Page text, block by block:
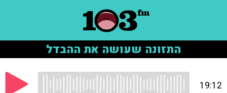
התזונה שעושה את ההבדל
19:12